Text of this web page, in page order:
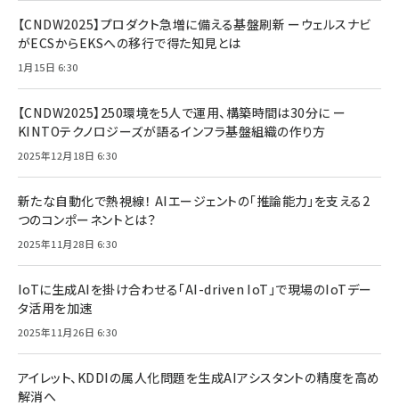
【CNDW2025】プロダクト急増に備える基盤刷新 ーウェルスナビ
がECSからEKSへの移行で得た知見とは
1月15日 6:30
【CNDW2025】250環境を5人で運用、構築時間は30分に ー
KINTOテクノロジーズが語るインフラ基盤組織の作り方
2025年12月18日 6:30
新たな自動化で熱視線！ AIエージェントの「推論能力」を支える2
つのコンポーネントとは？
2025年11月28日 6:30
IoTに生成AIを掛け合わせる「AI-driven IoT」で現場のIoTデー
タ活用を加速
2025年11月26日 6:30
アイレット、KDDIの属人化問題を生成AIアシスタントの精度を高め
解消へ